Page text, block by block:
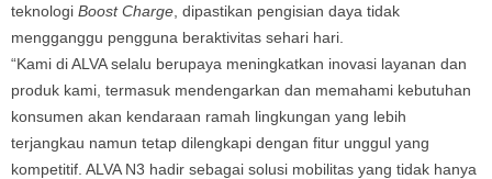
teknologi Boost Charge , dipastikan pengisian daya tidak
mengganggu pengguna beraktivitas sehari hari.
“Kami di ALVA selalu berupaya meningkatkan inovasi layanan dan
produk kami, termasuk mendengarkan dan memahami kebutuhan
konsumen akan kendaraan ramah lingkungan yang lebih
terjangkau namun tetap dilengkapi dengan fitur unggul yang
kompetitif. ALVA N3 hadir sebagai solusi mobilitas yang tidak hanya